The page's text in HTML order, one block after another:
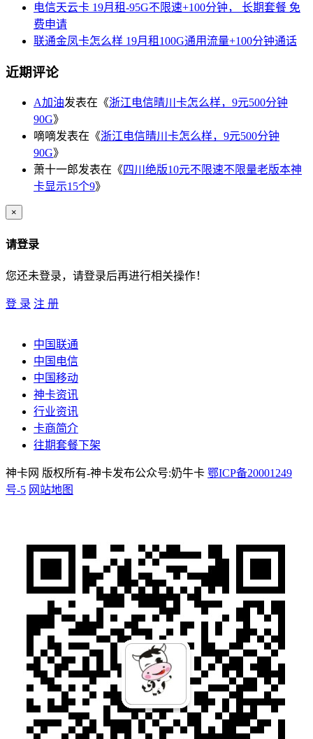
电信天云卡 19月租-95G不限速+100分钟， 长期套餐 免
费申请
联通金凤卡怎么样 19月租100G通用流量+100分钟通话
近期评论
A加油发表在《浙江电信晴川卡怎么样，9元500分钟
90G》
嘀嘀发表在《浙江电信晴川卡怎么样，9元500分钟
90G》
萧十一郎发表在《四川绝版10元不限速不限量老版本神
卡显示15个9》
×
请登录
您还未登录，请登录后再进行相关操作！
登 录 注 册
中国联通
中国电信
中国移动
神卡资讯
行业资讯
卡商简介
往期套餐下架
神卡网 版权所有-神卡发布公众号:奶牛卡 鄂ICP备20001249
号-5 网站地图